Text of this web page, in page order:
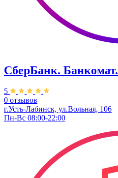
СберБанк. Банкомат.
5
0 отзывов
г.Усть-Лабинск, ул.Вольная, 106
Пн-Вс 08:00-22:00